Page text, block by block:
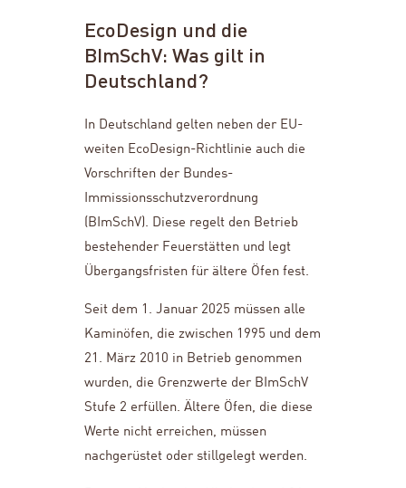
EcoDesign und die
BImSchV: Was gilt in
Deutschland?
In Deutschland gelten neben der EU-
weiten EcoDesign-Richtlinie auch die
Vorschriften der Bundes-
Immissionsschutzverordnung
(BImSchV). Diese regelt den Betrieb
bestehender Feuerstätten und legt
Übergangsfristen für ältere Öfen fest.
Seit dem 1. Januar 2025 müssen alle
Kaminöfen, die zwischen 1995 und dem
21. März 2010 in Betrieb genommen
wurden, die Grenzwerte der BImSchV
Stufe 2 erfüllen. Ältere Öfen, die diese
Werte nicht erreichen, müssen
nachgerüstet oder stillgelegt werden.